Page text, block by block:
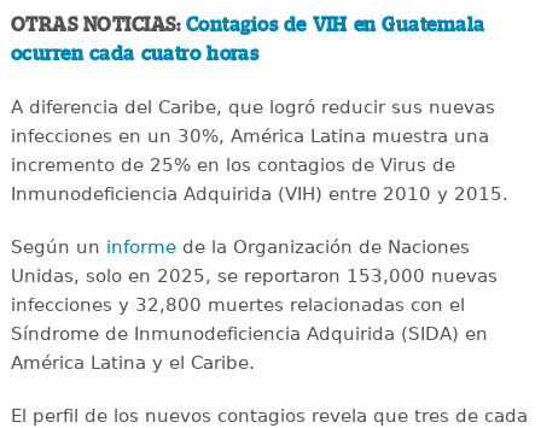
OTRAS NOTICIAS: Contagios de VIH en Guatemala
ocurren cada cuatro horas
A diferencia del Caribe, que logró reducir sus nuevas
infecciones en un 30%, América Latina muestra una
incremento de 25% en los contagios de Virus de
Inmunodeficiencia Adquirida (VIH) entre 2010 y 2015.
Según un informede la Organización de Naciones
Unidas, solo en 2025, se reportaron 153,000 nuevas
infecciones y 32,800 muertes relacionadas con el
Síndrome de Inmunodeficiencia Adquirida (SIDA) en
América Latina y el Caribe.
El perfil de los nuevos contagios revela que tres de cada